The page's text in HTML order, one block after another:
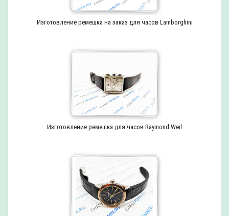
Изготовление ремешка на заказ для часов Lamborghini
Изготовление ремешка для часов Raymond Weil